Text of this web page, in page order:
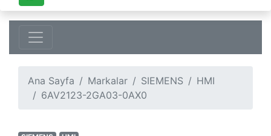
Ana Sayfa Markalar SIEMENS
HMI
6AV2123-2GA03-0AX0